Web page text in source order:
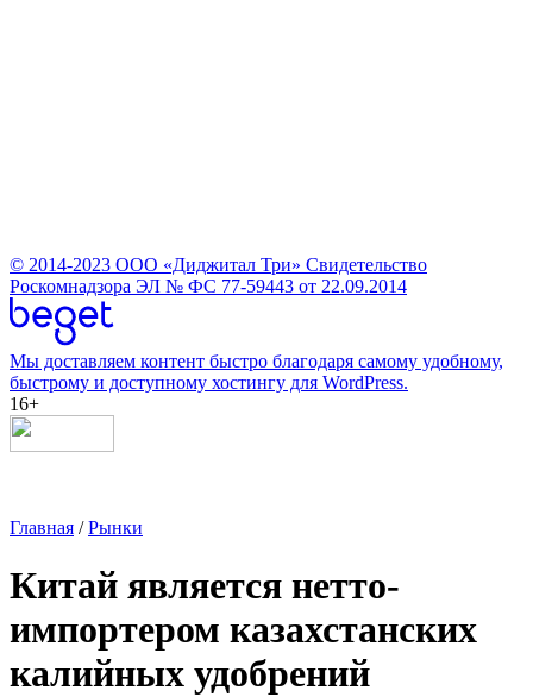
© 2014-2023 ООО «Диджитал Три» Свидетельство
Роскомнадзора ЭЛ № ФС 77-59443 от 22.09.2014
Мы доставляем контент быстро благодаря самому удобному,
быстрому и доступному хостингу для WordPress.
16+
Главная /Рынки
Китай является нетто-
импортером казахстанских
калийных удобрений